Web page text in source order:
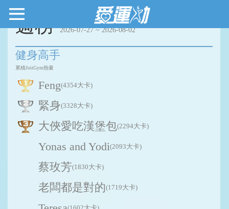
週榜2026-07-27 ~ 2026-08-02
健身高手
累積JoiiGym熱量
Feng(4354大卡)
緊身(3328大卡)
大俠愛吃漢堡包(2294大卡)
Yonas and Yodi(2093大卡)
蔡玫芳(1830大卡)
老闆都是對的(1719大卡)